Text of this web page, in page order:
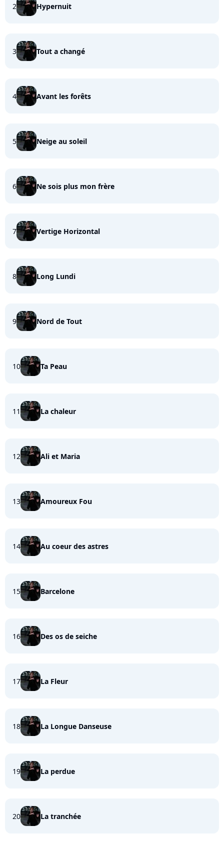
2 Hypernuit
3 Tout a changé
4 Avant les forêts
5 Neige au soleil
6 Ne sois plus mon frère
7 Vertige Horizontal
8 Long Lundi
9 Nord de Tout
10 Ta Peau
11 La chaleur
12 Ali et Maria
13 Amoureux Fou
14 Au coeur des astres
15 Barcelone
16 Des os de seiche
17 La Fleur
18 La Longue Danseuse
19 La perdue
20 La tranchée